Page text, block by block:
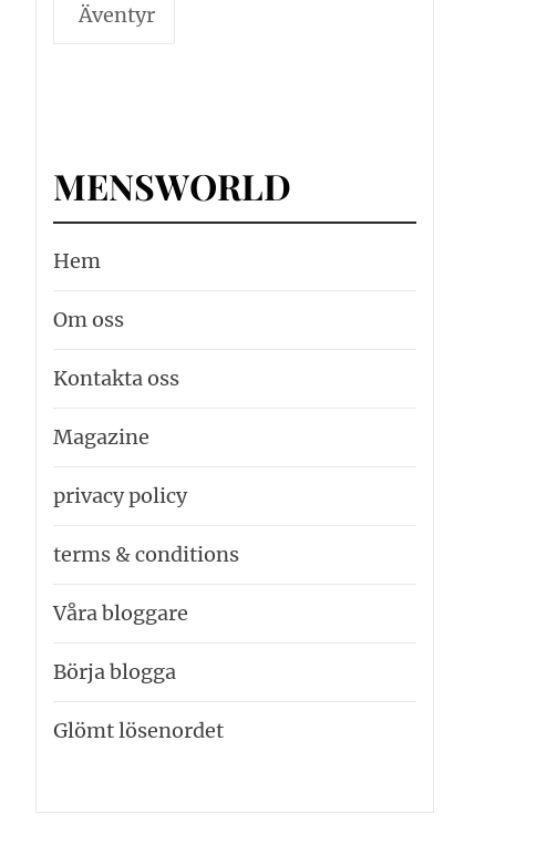
Äventyr
MENSWORLD
Hem
Om oss
Kontakta oss
Magazine
privacy policy
terms & conditions
Våra bloggare
Börja blogga
Glömt lösenordet